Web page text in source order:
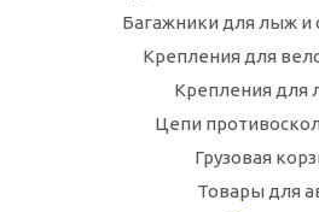
Багажники для лыж и
Крепления для
Крепления для
Цепи
Грузовая
Товары для